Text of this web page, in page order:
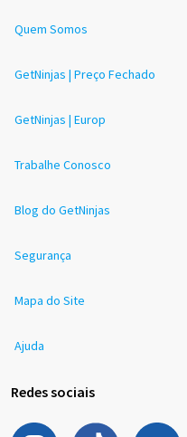
Quem Somos
GetNinjas | Preço Fechado
GetNinjas | Europ
Trabalhe Conosco
Blog do GetNinjas
Segurança
Mapa do Site
Ajuda
Redes sociais